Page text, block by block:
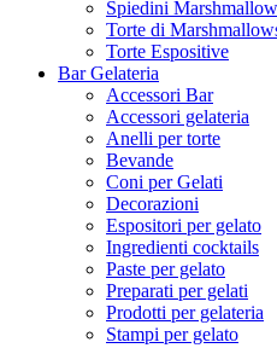
Spiedini
Torte di
Torte Espositive
Bar Gelateria
Accessori Bar
Accessori gelateria
Anelli per torte
Bevande
Coni per Gelati
Decorazioni
Espositori per gelato
Ingredienti cocktails
Paste per gelato
Preparati per gelati
Prodotti per gelateria
Stampi per gelato